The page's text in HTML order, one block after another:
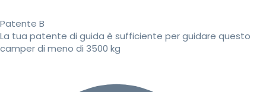
Patente B
La tua patente di guida è sufficiente per guidare questo
camper di meno di 3500 kg